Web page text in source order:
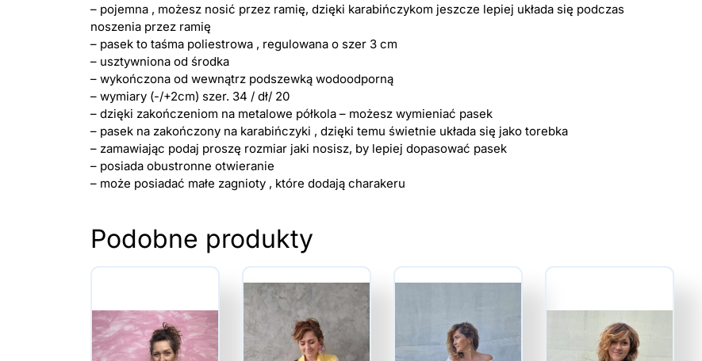
– pojemna , możesz nosić przez ramię, dzięki karabińczykom jeszcze lepiej układa się podczas
noszenia przez ramię
– pasek to taśma poliestrowa , regulowana o szer 3 cm
– usztywniona od środka
– wykończona od wewnątrz podszewką wodoodporną
– wymiary (-/+2cm) szer. 34 / dł/ 20
– dzięki zakończeniom na metalowe półkola – możesz wymieniać pasek
– pasek na zakończony na karabińczyki , dzięki temu świetnie układa się jako torebka
– zamawiając podaj proszę rozmiar jaki nosisz, by lepiej dopasować pasek
– posiada obustronne otwieranie
– może posiadać małe zagnioty , które dodają charakeru
Podobne produkty